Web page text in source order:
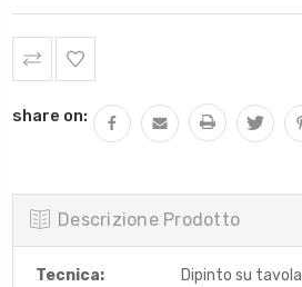
Scorta
Attuale:
share on:
Descrizione Prodotto
Tecnica:
Dipinto su tavola